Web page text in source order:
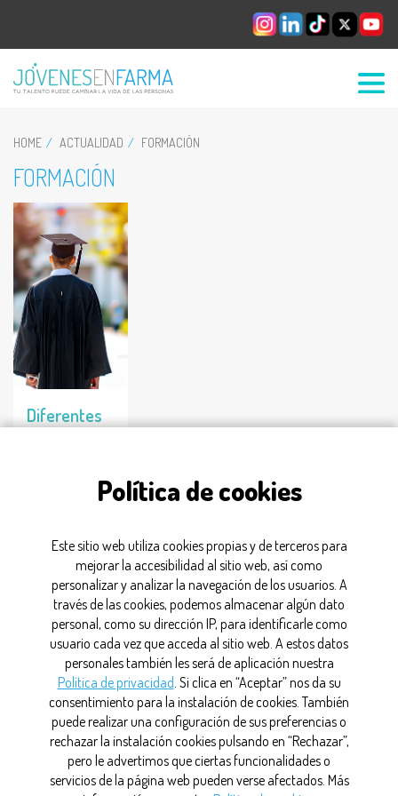
HOME ACTUALIDAD FORMACIÓN
FORMACIÓN
Diferentes
universidad
formación
CONTACTO
MAPA WEB
AVISO LEGAL
POLÍTICA DE PRIVACIDAD
Política de cookies
Este sitio web utiliza cookies propias y de terceros para
mejorar la accesibilidad al sitio web, así como
personalizar y analizar la navegación de los usuarios. A
través de las cookies, podemos almacenar algún dato
personal, como su dirección IP, para identificarle como
usuario cada vez que acceda al sitio web. A estos datos
personales también les será de aplicación nuestra
Política de privacidad. Si clica en “Aceptar” nos da su
consentimiento para la instalación de cookies. También
puede realizar una configuración de sus preferencias o
rechazar la instalación cookies pulsando en “Rechazar”,
pero le advertimos que ciertas funcionalidades o
servicios de la página web pueden verse afectados. Más